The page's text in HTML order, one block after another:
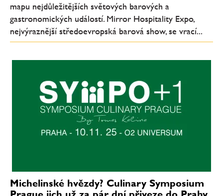
mapu nejdůležitějších světových barových a
gastronomických událostí. Mirror Hospitality Expo,
nejvýraznější středoevropská barová show, se vrací...
Michelinské hvězdy? Culinary Symposium